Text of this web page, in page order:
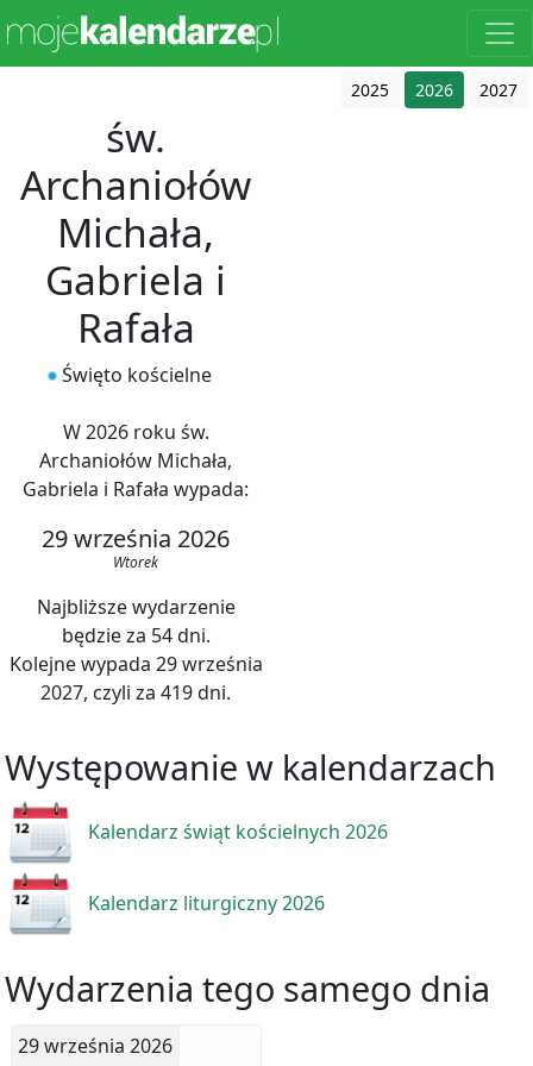
2025 2026 2027
św.
Archaniołów
Michała,
Gabriela i
Rafała
Święto kościelne
W 2026 roku św.
Archaniołów Michała,
Gabriela i Rafała wypada:
29 września 2026
Wtorek
Najbliższe wydarzenie
będzie za 54 dni.
Kolejne wypada 29 września
2027, czyli za 419 dni.
Występowanie w kalendarzach
Kalendarz świąt kościelnych 2026
Kalendarz liturgiczny 2026
Wydarzenia tego samego dnia
29 września 2026